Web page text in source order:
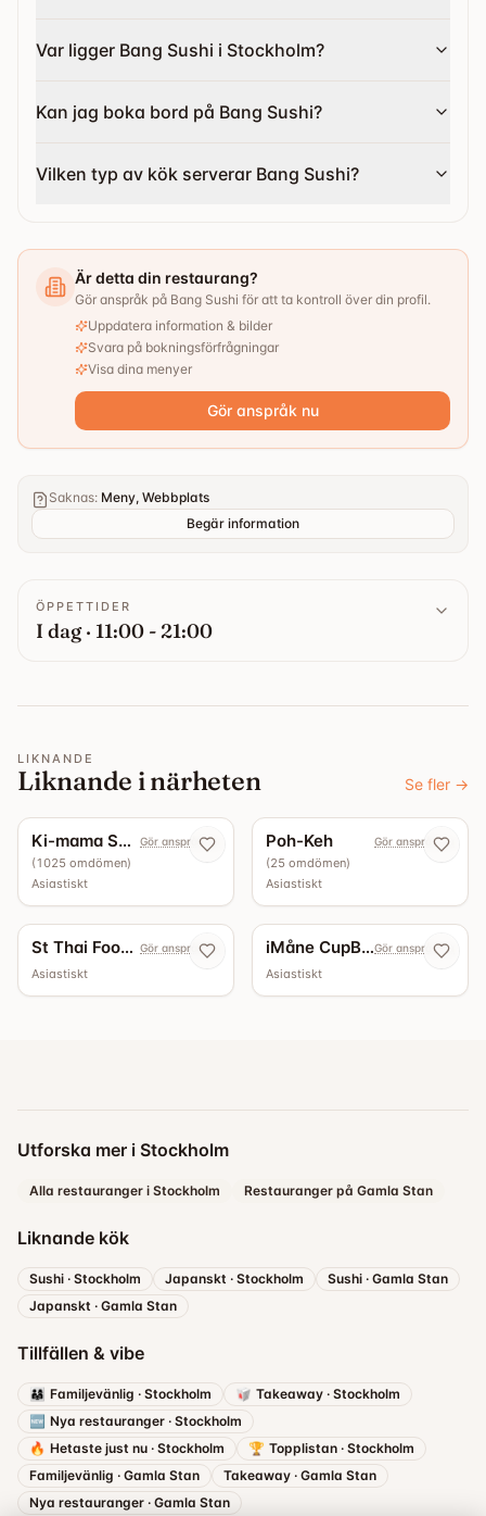
Var ligger Bang Sushi i Stockholm?
Kan jag boka bord på Bang Sushi?
Vilken typ av kök serverar Bang Sushi?
Är detta din restaurang?
Gör anspråk på Bang Sushi för att ta kontroll över din profil.
Uppdatera information & bilder
Svara på bokningsförfrågningar
Visa dina menyer
Gör anspråk nu
Saknas: Meny, Webbplats
Begär information
ÖPPETTIDER
I dag · 11:00 - 21:00
LIKNANDE
Liknande i närheten Se fler →
Ki-mama Sushi Gör anspråk nu
(1025 omdömen)
Asiastiskt
Poh-Keh Gör anspråk nu
(25 omdömen)
Asiastiskt
St Thai Food Restaurant Gör anspråk nu
Asiastiskt
iMåne CupBapGör anspråk nu
Asiastiskt
Utforska mer i Stockholm
Alla restauranger i Stockholm Restauranger på Gamla Stan
Liknande kök
Sushi · Stockholm Japanskt · Stockholm Sushi · Gamla Stan
Japanskt · Gamla Stan
Tillfällen & vibe
👨‍👩‍👧 Familjevänlig · Stockholm 🥡 Takeaway · Stockholm
🆕 Nya restauranger · Stockholm
🔥 Hetaste just nu · Stockholm 🏆 Topplistan · Stockholm
Familjevänlig · Gamla Stan Takeaway · Gamla Stan
Nya restauranger · Gamla Stan